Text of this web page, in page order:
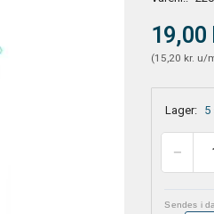
19,00
(15,20 kr. u/
Lager: 5
Sendes i